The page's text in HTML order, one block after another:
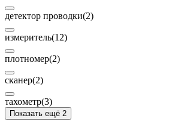
детектор проводки(2)
измеритель(12)
плотномер(2)
сканер(2)
тахометр(3)
Показать ещё 2